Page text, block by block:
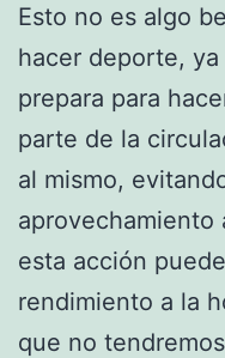
Esto no es algo
hacer deporte,
prepara para
parte de la
al mismo,
aprovechamiento
esta acción
rendimiento a la
que no